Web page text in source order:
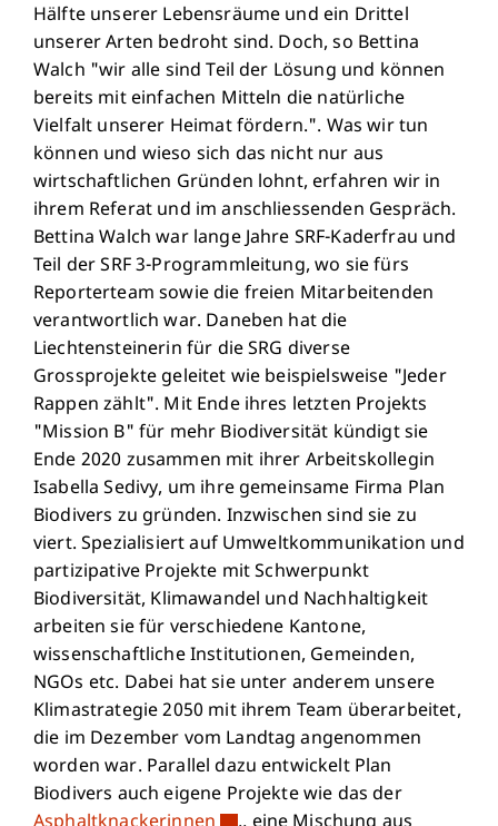
Hälfte unserer Lebensräume und ein Drittel
unserer Arten bedroht sind. Doch, so Bettina
Walch "wir alle sind Teil der Lösung und können
bereits mit einfachen Mitteln die natürliche
Vielfalt unserer Heimat fördern.". Was wir tun
können und wieso sich das nicht nur aus
wirtschaftlichen Gründen lohnt, erfahren wir in
ihrem Referat und im anschliessenden Gespräch.
Bettina Walch war lange Jahre SRF-Kaderfrau und
Teil der SRF 3-Programmleitung, wo sie fürs
Reporterteam sowie die freien Mitarbeitenden
verantwortlich war. Daneben hat die
Liechtensteinerin für die SRG diverse
Grossprojekte geleitet wie beispielsweise "Jeder
Rappen zählt". Mit Ende ihres letzten Projekts
"Mission B" für mehr Biodiversität kündigt sie
Ende 2020 zusammen mit ihrer Arbeitskollegin
Isabella Sedivy, um ihre gemeinsame Firma Plan
Biodivers zu gründen. Inzwischen sind sie zu
viert. Spezialisiert auf Umweltkommunikation und
partizipative Projekte mit Schwerpunkt
Biodiversität, Klimawandel und Nachhaltigkeit
arbeiten sie für verschiedene Kantone,
wissenschaftliche Institutionen, Gemeinden,
NGOs etc. Dabei hat sie unter anderem unsere
Klimastrategie 2050 mit ihrem Team überarbeitet,
die im Dezember vom Landtag angenommen
worden war. Parallel dazu entwickelt Plan
Biodivers auch eigene Projekte wie das der